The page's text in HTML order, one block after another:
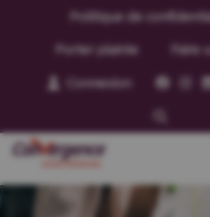
Politique de
Porter plainte Faire
Connexion